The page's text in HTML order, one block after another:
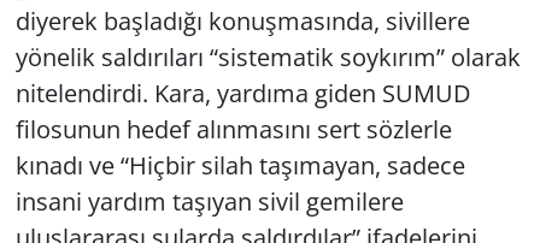
diyerek başladığı konuşmasında, sivillere
yönelik saldırıları “sistematik soykırım” olarak
nitelendirdi. Kara, yardıma giden SUMUD
filosunun hedef alınmasını sert sözlerle
kınadı ve “Hiçbir silah taşımayan, sadece
insani yardım taşıyan sivil gemilere